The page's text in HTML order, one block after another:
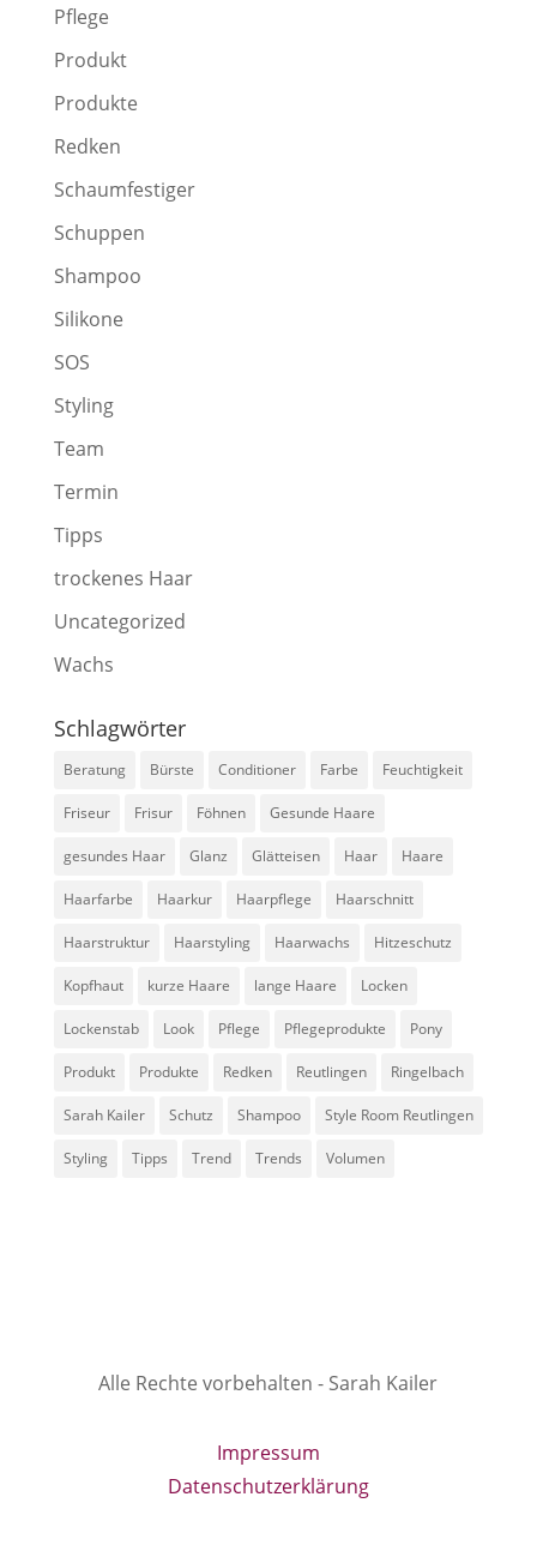
Pflege
Produkt
Produkte
Redken
Schaumfestiger
Schuppen
Shampoo
Silikone
SOS
Styling
Team
Termin
Tipps
trockenes Haar
Uncategorized
Wachs
Schlagwörter
Beratung Bürste Conditioner Farbe Feuchtigkeit
Friseur Frisur Föhnen Gesunde Haare
gesundes Haar Glanz Glätteisen Haar Haare
Haarfarbe Haarkur Haarpflege Haarschnitt
Haarstruktur Haarstyling Haarwachs Hitzeschutz
Kopfhaut kurze Haare lange Haare Locken
Lockenstab Look Pflege Pflegeprodukte Pony
Produkt Produkte Redken Reutlingen Ringelbach
Sarah Kailer Schutz Shampoo Style Room Reutlingen
Styling Tipps Trend Trends Volumen
Alle Rechte vorbehalten - Sarah Kailer
Impressum
Datenschutzerklärung